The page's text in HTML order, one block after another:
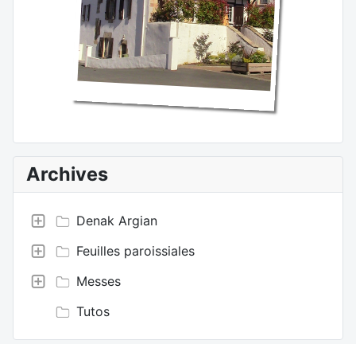
Archives
Denak Argian
Feuilles paroissiales
Messes
Tutos